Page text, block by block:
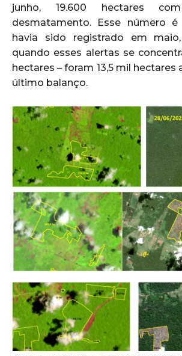
junho, 19.600 hectares
desmatamento. Esse número
havia sido registrado em
quando esses alertas se
hectares – foram 13,5 mil hectares
último balanço.